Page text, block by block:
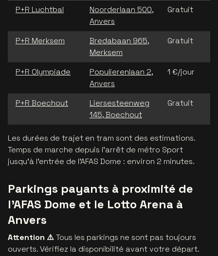
P+R Luchtbal
Noorderlaan 500,
Anvers
Gratuit
P+R Merksem
Bredabaan 965,
Merksem
Gratuit
P+R Olympiade
Populierenlaan 2,
Anvers
1 €/jour
P+R Boechout
Liersesteenweg
145, Boechout
Gratuit
Les durées de trajet en tram sont des estimations.
Temps de marche depuis l'arrêt de métro Sport
jusqu'à l'entrée de l'AFAS Dome : environ 2 minutes.
Parkings payants à proximité de
l’AFAS Dome et le Lotto Arena à
Anvers
Attention ⚠️Tous les parkings ne sont pas toujours
ouverts. Vérifiez la disponibilité avant votre départ.